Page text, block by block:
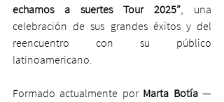
echamos a suertes Tour 2025”, una
celebración de sus grandes éxitos y del
reencuentro con su público
latinoamericano.
Formado actualmente por Marta Botía —